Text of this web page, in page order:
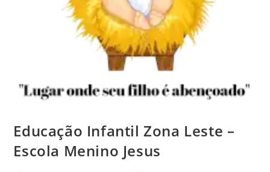
Educação Infantil Zona Leste –
Escola Menino Jesus